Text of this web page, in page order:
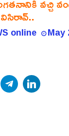
online May
TwitterTelegram